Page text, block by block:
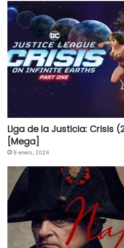
Liga de la Justicia: Crisis
[Mega]
9 enero, 2024